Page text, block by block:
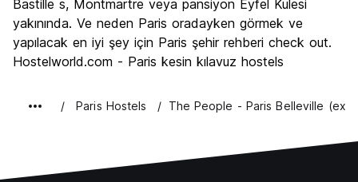
Gece hayatı
Ekonomik
Bastille s, Montmartre veya pansiyon Eyfel Kulesi
yakınında. Ve neden Paris oradayken görmek ve
yapılacak en iyi şey için Paris şehir rehberi check out.
Hostelworld.com - Paris kesin kılavuz hostels
Paris Hostels The People - Paris Belleville (ex